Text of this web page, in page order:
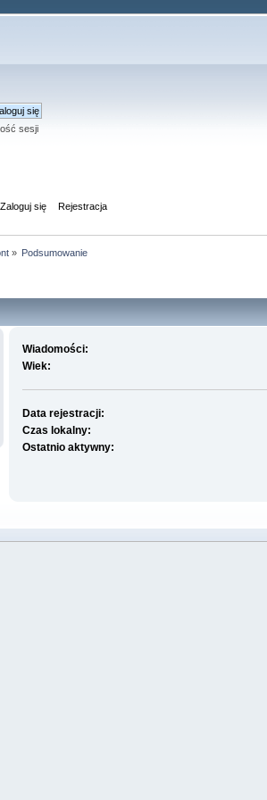
sesji
Zaloguj się Rejestracja
» Podsumowanie
Wiadomości:
Wiek:
Data rejestracji:
Czas lokalny:
Ostatnio aktywny: